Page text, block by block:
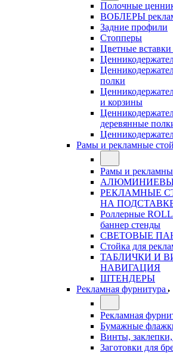
Полочные
ВОБЛЕРЫ
Задние профили
Стопперы
Цветные
полки
и корзины
деревянные
Рамы и рекламные
Рамы и
РЕКЛАМНЫЕ
НА
Роллерные
баннер стенды
СВЕТОВЫЕ
Стойка для
ТАБЛИЧКИ И
НАВИГАЦИЯ
ШТЕНДЕРЫ
Рекламная фурнитура
Рекламная
Бумажные
Винты,
Заготовки для